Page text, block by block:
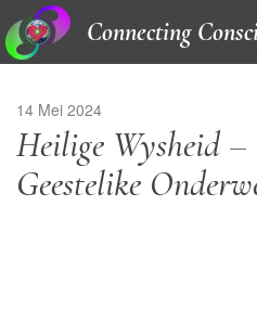
Connecting
14 Mei 2024
Heilige Wysheid
Geestelike